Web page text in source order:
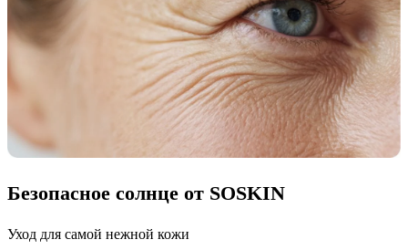
Безопасное солнце от SOSKIN
Уход для самой нежной кожи